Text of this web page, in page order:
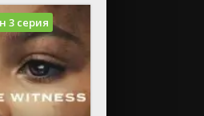
3 серия